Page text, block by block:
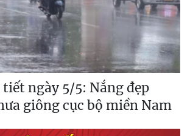
ngày 5/5: Nắng đẹp
giông cục bộ miền Nam